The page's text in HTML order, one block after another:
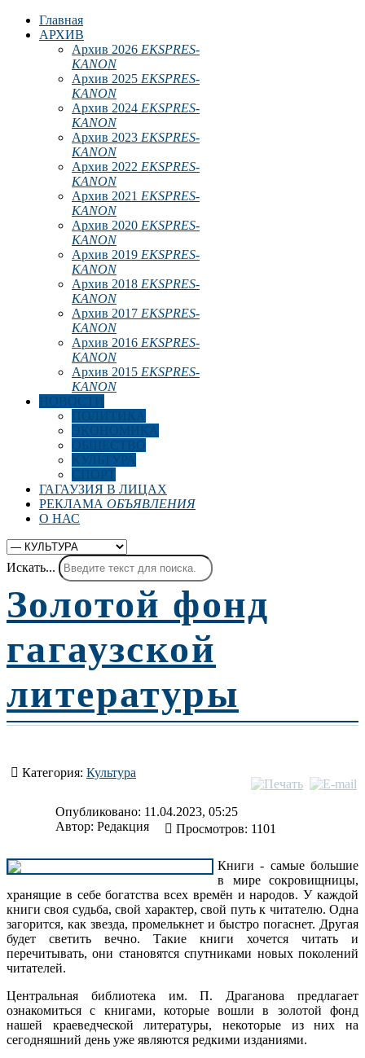
Главная
АРХИВ
Архив 2026 EKSPRES-
KANON
Архив 2025 EKSPRES-
KANON
Архив 2024 EKSPRES-
KANON
Архив 2023 EKSPRES-
KANON
Архив 2022 EKSPRES-
KANON
Архив 2021 EKSPRES-
KANON
Архив 2020 EKSPRES-
KANON
Архив 2019 EKSPRES-
KANON
Архив 2018 EKSPRES-
KANON
Архив 2017 EKSPRES-
KANON
Архив 2016 EKSPRES-
KANON
Архив 2015 EKSPRES-
KANON
НОВОСТИ
ПОЛИТИКА
ЭКОНОМИКА
ОБЩЕСТВО
КУЛЬТУРА
СПОРТ
ГАГАУЗИЯ В ЛИЦАХ
РЕКЛАМА ОБЪЯВЛЕНИЯ
О НАС
Искать...
Золотой фонд
гагаузской
литературы
Категория: Культура
Опубликовано: 11.04.2023, 05:25
Автор: Редакция Просмотров: 1101
Книги - самые большие
в мире сокровищницы,
хранящие в себе богатства всех времён и народов. У каждой
книги своя судьба, свой характер, свой путь к читателю. Одна
загорится, как звезда, промелькнет и быстро погаснет. Другая
будет светить вечно. Такие книги хочется читать и
перечитывать, они становятся спутниками новых поколений
читателей.
Центральная библиотека им. П. Драганова предлагает
ознакомиться с книгами, которые вошли в золотой фонд
нашей краеведческой литературы, некоторые из них на
сегодняшний день уже являются редкими изданиями.